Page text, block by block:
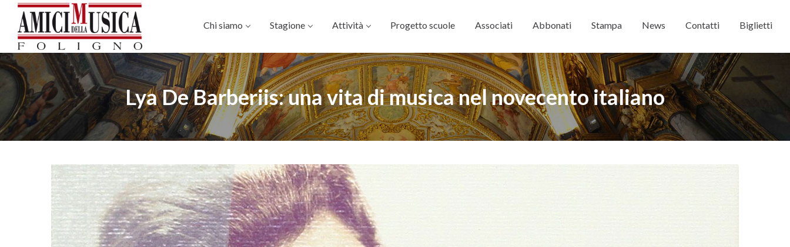
Chi siamo Stagione Attività Progetto scuole Associati Abbonati Stampa News Contatti Biglietti
Lya De Barberiis: una vita di musica nel novecento italiano